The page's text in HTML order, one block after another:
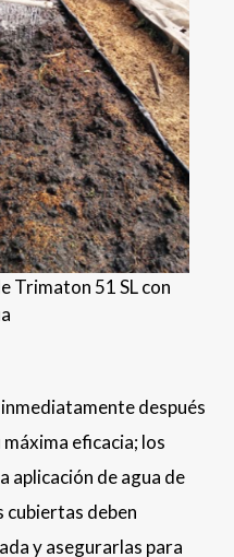
Trimaton 51 SL con
después
eficacia; los
aplicación de agua de
cubiertas deben
y asegurarlas para